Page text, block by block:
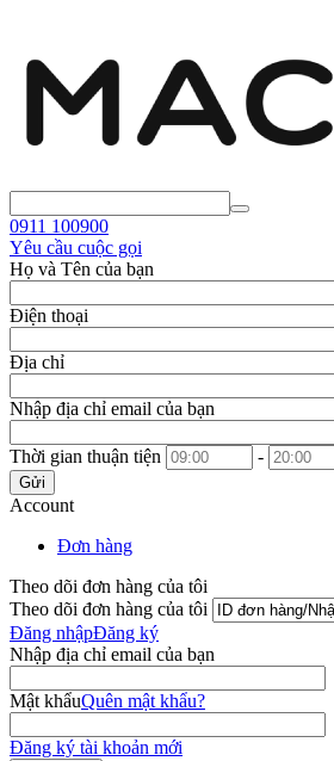
0911 100900
Yêu cầu cuộc gọi
Họ và Tên của bạn
Điện thoại
Địa chỉ
Nhập địa chỉ email của bạn
Thời gian thuận tiện -
Gửi
Account
Đơn hàng
Theo dõi đơn hàng của tôi
Theo dõi đơn hàng của tôi
Đăng nhậpĐăng ký
Nhập địa chỉ email của bạn
Mật khẩuQuên mật khẩu?
Đăng ký tài khoản mới